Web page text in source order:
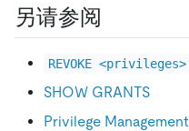
另请参阅
REVOKE <privileges>
SHOW GRANTS
Privilege Management